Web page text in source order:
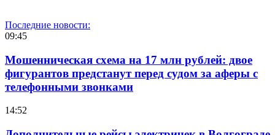
Последние новости:
09:45
Мошенническая схема на 17 млн рублей: двое
фигурантов предстанут перед судом за аферы с
телефонными звонками
14:52